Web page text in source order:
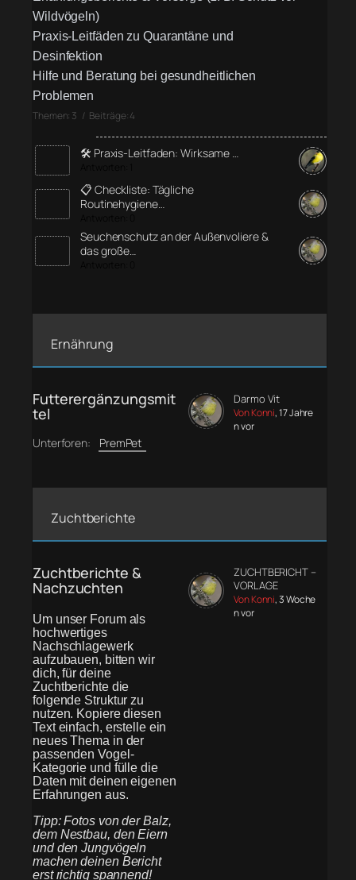
Wildvögeln)
Praxis-Leitfäden zu Quarantäne und
Desinfektion
Hilfe und Beratung bei gesundheitlichen
Problemen
Themen: 3 / Beiträge: 4
🛠️ Praxis-Leitfaden: Wirksame …
📋 Checkliste: Tägliche
Routinehygiene…
Seuchenschutz an der Außenvoliere &
das große…
Ernährung
Futterergänzungsmit
tel
Unterforen: PremPet
Darmo Vit
Von Konni, 17 Jahre
n vor
Zuchtberichte
Zuchtberichte &
Nachzuchten
Um unser Forum als
hochwertiges
Nachschlagewerk
aufzubauen, bitten wir
dich, für deine
Zuchtberichte die
folgende Struktur zu
nutzen. Kopiere diesen
Text einfach, erstelle ein
neues Thema in der
passenden Vogel-
Kategorie und fülle die
Daten mit deinen eigenen
Erfahrungen aus.
Tipp: Fotos von der Balz,
dem Nestbau, den Eiern
und den Jungvögeln
machen deinen Bericht
erst richtig spannend!
ZUCHTBERICHT –
VORLAGE
Von Konni, 3 Woche
n vor